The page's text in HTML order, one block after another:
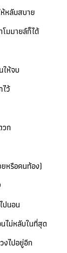
หลับสบาย
มมายล์ก็ได้
ห้จบ
ว้
วก
หรือคนท้อง)
ปนอน
ไม่หลับในที่สุด
งไปอยู่อีก